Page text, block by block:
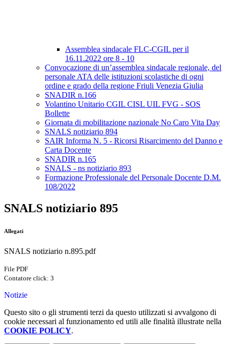
Assemblea sindacale FLC-CGIL per il
16.11.2022 ore 8 - 10
Convocazione di un’assemblea sindacale regionale, del
personale ATA delle istituzioni scolastiche di ogni
ordine e grado della regione Friuli Venezia Giulia
SNADIR n.166
Volantino Unitario CGIL CISL UIL FVG - SOS
Bollette
Giornata di mobilitazione nazionale No Caro Vita Day
SNALS notiziario 894
SAIR Informa N. 5 - Ricorsi Risarcimento del Danno e
Carta Docente
SNADIR n.165
SNALS - ns notiziario 893
Formazione Professionale del Personale Docente D.M.
108/2022
SNALS notiziario 895
Allegati
SNALS notiziario n.895.pdf
File PDF
Contatore click: 3
Notizie
Questo sito o gli strumenti terzi da questo utilizzati si avvalgono di
cookie necessari al funzionamento ed utili alle finalità illustrate nella
COOKIE POLICY.